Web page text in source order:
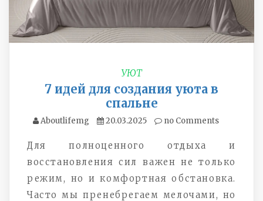
УЮТ
7 идей для создания уюта в
спальне
Aboutlifemg 20.03.2025 no Comments
Для полноценного отдыха и
восстановления сил важен не только
режим, но и комфортная обстановка.
Часто мы пренебрегаем мелочами, но